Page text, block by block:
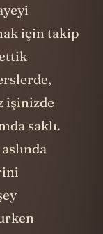
için takip
işinizde
saklı.